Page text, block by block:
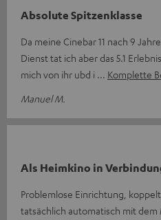
Absolute Spitzenklasse
Da meine Cinebar 11 nach 9
Dienst tat ich aber das 5.1
mich von ihr ubd i
Komplette
Manuel M.
Als Heimkino in
Problemlose Einrichtung,
tatsächlich automatisch mit dem